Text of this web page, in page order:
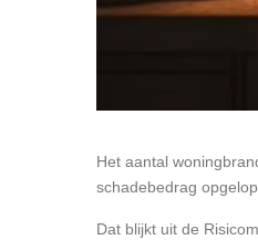
Het aantal
schadebedrag
Dat blijkt uit de